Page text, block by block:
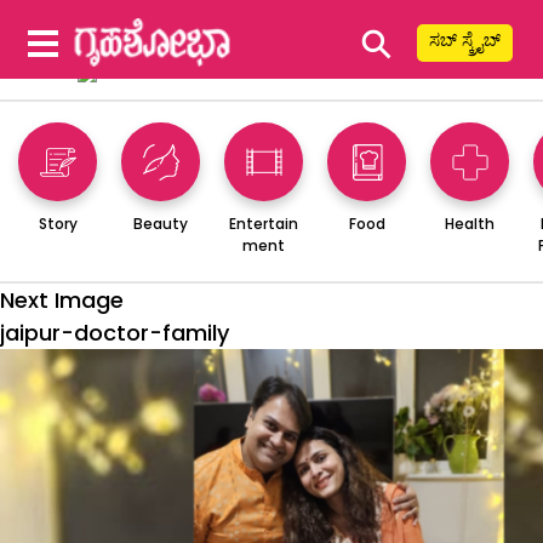
⚲ ಸಬ್ ಸ್ಕ್ರೈಬ್
Story Beauty
Entertain
ment
Food Health
Next Image
jaipur-doctor-family